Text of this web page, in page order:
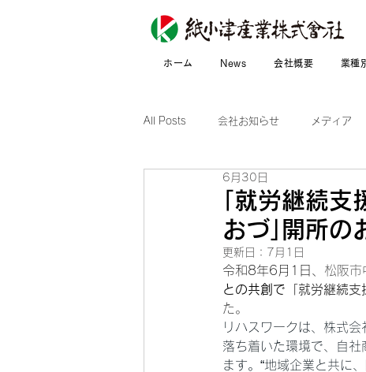
ホーム News 会社概要 業種
All Posts 会社お知らせ メディア
｢就労継続
おづ｣開所の
6月30日
更新日： 7月1日
令和8年6月1日、 松阪市
との共創で 「就労継続
た。
リハスワークは、株式
落ち着いた環境で、自
ます。“地域企業と共に